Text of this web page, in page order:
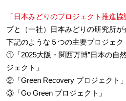
「日本みどりのプロジェクト推進協
プと（一社）日本みどりの研究所が
下記のような５つの主要プロジェク
①「2025大阪・関西万博”日本の自
ジェクト」
②「Green Recovery プロジェクト」
③「Go Green プロジェクト」